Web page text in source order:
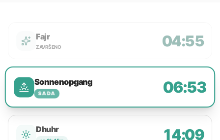
Fajr
ZAVRŠENO 04:55
Sonnenopgang
SADA 06:53
Dhuhr 14:09